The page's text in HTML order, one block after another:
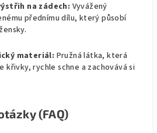
na zádech: Vyvážený
přednímu dílu, který působí
materiál: Pružná látka, která
křivky, rychle schne a zachovává si
(FAQ)